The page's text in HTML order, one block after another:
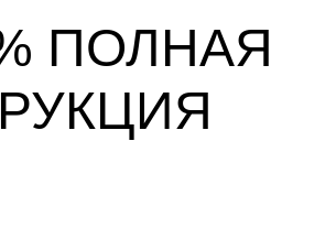
ПОЛНАЯ